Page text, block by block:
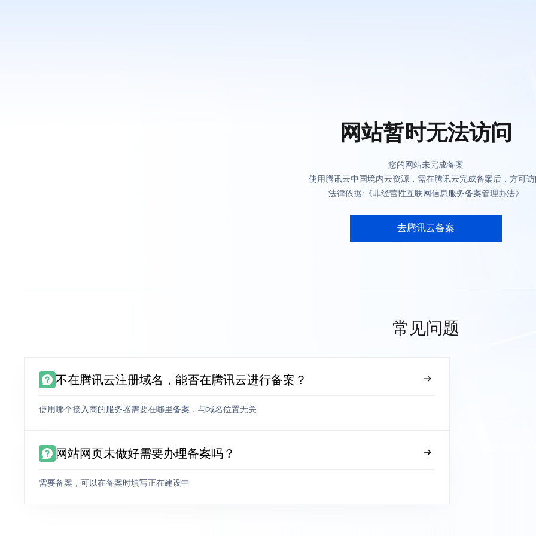
网站暂时无法访问
您的网站未完成备案
使用腾讯云中国境内云资源，需在腾讯云完成备案后，方可
法律依据:《非经营性互联网信息服务备案管理办法》
去腾讯云备案
常见问题
不在腾讯云注册域名，能否在腾讯云进行备案？
使用哪个接入商的服务器需要在哪里备案，与域名位置无关
网站网页未做好需要办理备案吗？
需要备案，可以在备案时填写正在建设中